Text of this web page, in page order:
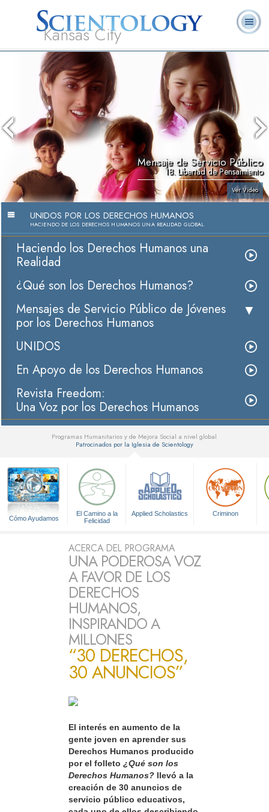
Kansas City
L. Ronald
Hubbard
¿Qué es
Scientology?
Ministros
Voluntarios
Preguntas
Frecuentes
Mensaje de Servicio Público
18. Libertad de Pensamiento
Ver Video
UNIDOS POR LOS DERECHOS HUMANOS
HACIENDO DE LOS DERECHOS HUMANOS UNA REALIDAD GLOBAL
Haciendo los Derechos Humanos una
Realidad
¿Qué son los Derechos Humanos?
Mensajes de Servicio Público de Jóvenes
por los Derechos Humanos
UNIDOS
En Apoyo de los Derechos Humanos
Revista Freedom:
Una Voz por los Derechos Humanos
Programas Humanitarios y de Mejora Social a nivel global
Patrocinados por la Iglesia de Scientology
Cómo Ayudamos
El Camino a la
Felicidad
Applied Scholastics Criminon
ACERCA DEL PROGRAMA
UNA PODEROSA VOZ
A FAVOR DE LOS
DERECHOS
HUMANOS,
INSPIRANDO A
MILLONES
“30 DERECHOS,
30 ANUNCIOS”
El interés en aumento de la
gente joven en aprender sus
Derechos Humanos producido
por el folleto ¿Qué son los
Derechos Humanos? llevó a la
creación de 30 anuncios de
servicio público educativos,